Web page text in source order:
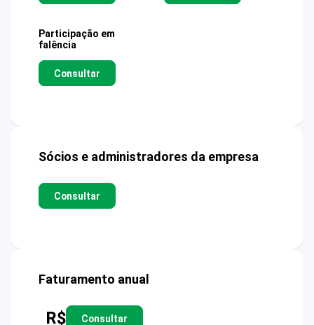
Participação em
falência
Consultar
Sócios e administradores da empresa
Consultar
Faturamento anual
R$ Consultar